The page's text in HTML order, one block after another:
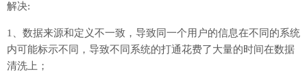
解决:
1、数据来源和定义不一致，导致同一个用户的信息在不同的系统
内可能标示不同，导致不同系统的打通花费了大量的时间在数据
清洗上；